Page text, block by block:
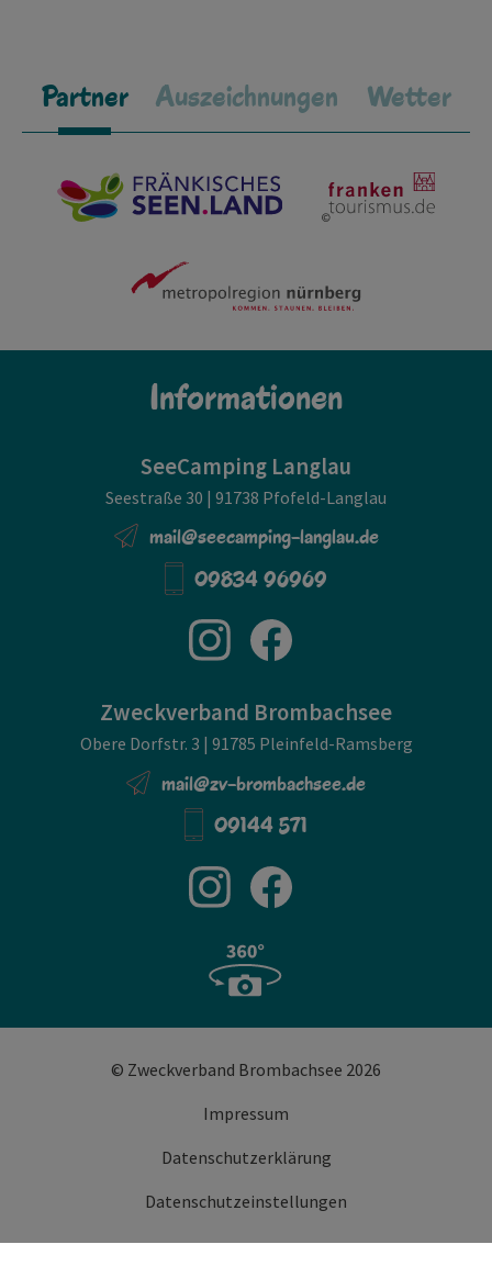
Partner Auszeichnungen Wetter
Informationen
SeeCamping Langlau
Seestraße 30 | 91738 Pfofeld-Langlau
mail@seecamping-langlau.de
09834 96969
Zweckverband Brombachsee
Obere Dorfstr. 3 | 91785 Pleinfeld-Ramsberg
mail@zv-brombachsee.de
09144 571
© Zweckverband Brombachsee 2026
Impressum
Datenschutzerklärung
Datenschutzeinstellungen